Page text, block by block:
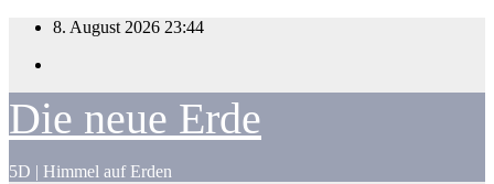
Zum
springen
8. August 2026 23:44
Die neue Erde
5D | Himmel auf Erden